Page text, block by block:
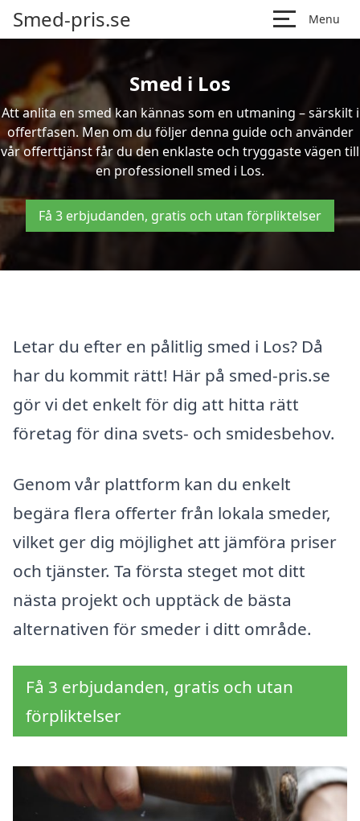
Smed-pris.se Menu
Smed i Los
Att anlita en smed kan kännas som en utmaning – särskilt i
offertfasen. Men om du följer denna guide och använder
vår offerttjänst får du den enklaste och tryggaste vägen till
en professionell smed i Los.
Få 3 erbjudanden, gratis och utan förpliktelser
Letar du efter en pålitlig smed i Los? Då
har du kommit rätt! Här på smed-pris.se
gör vi det enkelt för dig att hitta rätt
företag för dina svets- och smidesbehov.
Genom vår plattform kan du enkelt
begära flera offerter från lokala smeder,
vilket ger dig möjlighet att jämföra priser
och tjänster. Ta första steget mot ditt
nästa projekt och upptäck de bästa
alternativen för smeder i ditt område.
Få 3 erbjudanden, gratis och utan
förpliktelser